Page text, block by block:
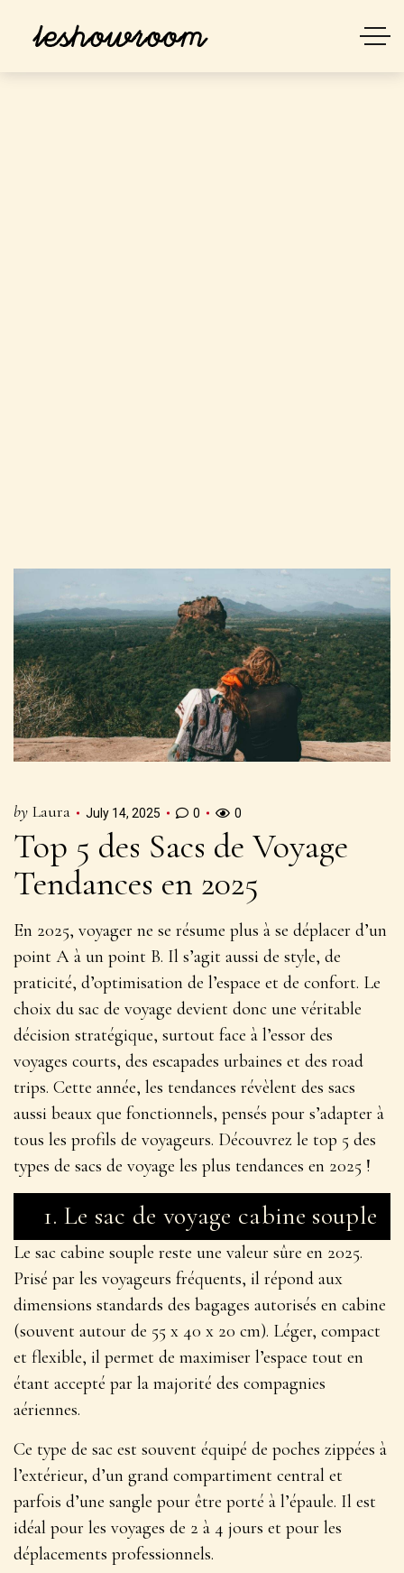
by Laura July 14, 2025 0 0
Top 5 des Sacs de Voyage
Tendances en 2025
En 2025, voyager ne se résume plus à se déplacer d’un
point A à un point B. Il s’agit aussi de style, de
praticité, d’optimisation de l’espace et de confort. Le
choix du sac de voyage devient donc une véritable
décision stratégique, surtout face à l’essor des
voyages courts, des escapades urbaines et des road
trips. Cette année, les tendances révèlent des sacs
aussi beaux que fonctionnels, pensés pour s’adapter à
tous les profils de voyageurs. Découvrez le top 5 des
types de sacs de voyage les plus tendances en 2025 !
1. Le sac de voyage cabine souple
Le sac cabine souple reste une valeur sûre en 2025.
Prisé par les voyageurs fréquents, il répond aux
dimensions standards des bagages autorisés en cabine
(souvent autour de 55 x 40 x 20 cm). Léger, compact
et flexible, il permet de maximiser l’espace tout en
étant accepté par la majorité des compagnies
aériennes.
Ce type de sac est souvent équipé de poches zippées à
l’extérieur, d’un grand compartiment central et
parfois d’une sangle pour être porté à l’épaule. Il est
idéal pour les voyages de 2 à 4 jours et pour les
déplacements professionnels.